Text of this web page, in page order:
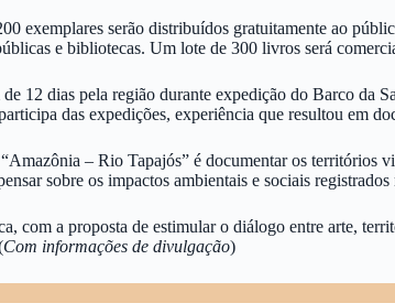
exemplares serão distribuídos gratuitamente ao
e bibliotecas. Um lote de 300 livros será
12 dias pela região durante expedição do Barco da
das expedições, experiência que resultou em
– Rio Tapajós” é documentar os territórios
sobre os impactos ambientais e sociais registrados
com a proposta de estimular o diálogo entre arte,
Com informações de divulgação)